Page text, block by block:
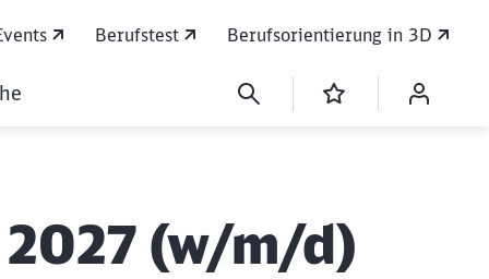
Berufstest Berufsorientierung in 3D
(w/m/d)